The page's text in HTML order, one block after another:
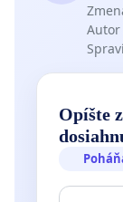
Autor
Opíšte